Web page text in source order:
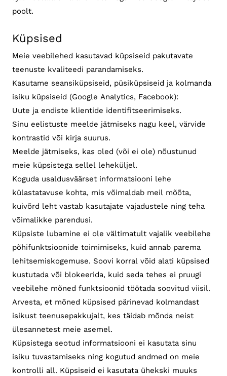
poolt.
Küpsised
Meie veebilehed kasutavad küpsiseid pakutavate
teenuste kvaliteedi parandamiseks.
Kasutame seansiküpsiseid, püsiküpsiseid ja kolmanda
isiku küpsiseid (Google Analytics, Facebook):
Uute ja endiste klientide identifitseerimiseks.
Sinu eelistuste meelde jätmiseks nagu keel, värvide
kontrastid või kirja suurus.
Meelde jätmiseks, kas oled (või ei ole) nõustunud
meie küpsistega sellel leheküljel.
Koguda usaldusväärset informatsiooni lehe
külastatavuse kohta, mis võimaldab meil mõõta,
kuivõrd leht vastab kasutajate vajadustele ning teha
võimalikke parendusi.
Küpsiste lubamine ei ole vältimatult vajalik veebilehe
põhifunktsioonide toimimiseks, kuid annab parema
lehitsemiskogemuse. Soovi korral võid alati küpsised
kustutada või blokeerida, kuid seda tehes ei pruugi
veebilehe mõned funktsioonid töötada soovitud viisil.
Arvesta, et mõned küpsised pärinevad kolmandast
isikust teenusepakkujalt, kes täidab mõnda neist
ülesannetest meie asemel.
Küpsistega seotud informatsiooni ei kasutata sinu
isiku tuvastamiseks ning kogutud andmed on meie
kontrolli all. Küpsiseid ei kasutata ühekski muuks